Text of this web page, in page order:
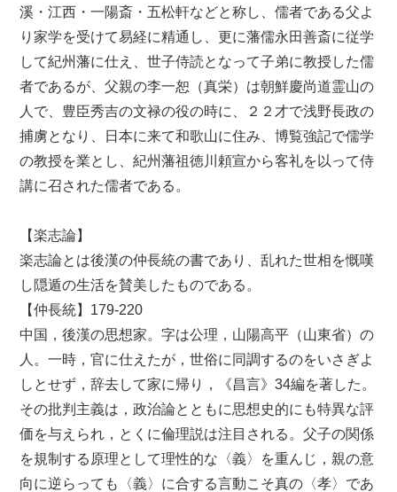
溪・江西・一陽斎・五松軒などと称し、儒者である父よ
り家学を受けて易経に精通し、更に藩儒永田善斎に従学
して紀州藩に仕え、世子侍読となって子弟に教授した儒
者であるが、父親の李一恕（真栄）は朝鮮慶尚道霊山の
人で、豊臣秀吉の文禄の役の時に、２２才で浅野長政の
捕虜となり、日本に来て和歌山に住み、博覧強記で儒学
の教授を業とし、紀州藩祖徳川頼宣から客礼を以って侍
講に召された儒者である。
【楽志論】
楽志論とは後漢の仲長統の書であり、乱れた世相を慨嘆
し隠遁の生活を賛美したものである。
【仲長統】179-220
中国，後漢の思想家。字は公理，山陽高平（山東省）の
人。一時，官に仕えたが，世俗に同調するのをいさぎよ
しとせず，辞去して家に帰り，《昌言》34編を著した。
その批判主義は，政治論とともに思想史的にも特異な評
価を与えられ，とくに倫理説は注目される。父子の関係
を規制する原理として理性的な〈義〉を重んじ，親の意
向に逆らっても〈義〉に合する言動こそ真の〈孝〉であ